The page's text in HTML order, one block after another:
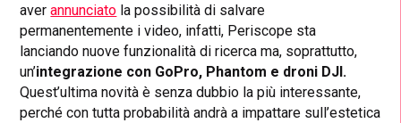
averannunciato la possibilità di salvare
permanentemente i video, infatti, Periscope sta
lanciando nuove funzionalità di ricerca ma, soprattutto,
un’integrazione con GoPro, Phantom e droni DJI.
Quest’ultima novità è senza dubbio la più interessante,
perché con tutta probabilità andrà a impattare sull’estetica